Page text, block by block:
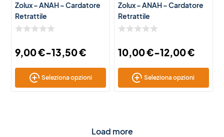
Zolux – ANAH – Cardatore
Retrattile
9,00€-13,50€
Seleziona opzioni
Zolux – ANAH – Cardatore
Retrattile
10,00€-12,00€
Seleziona opzioni
Load more